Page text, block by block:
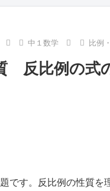
中１数学 比例
反比例の式
です。反比例の性質を